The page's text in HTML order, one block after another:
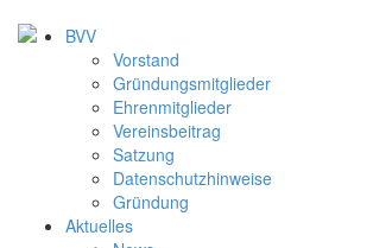
BVV
Vorstand
Gründungsmitglieder
Ehrenmitglieder
Vereinsbeitrag
Satzung
Datenschutzhinweise
Gründung
Aktuelles